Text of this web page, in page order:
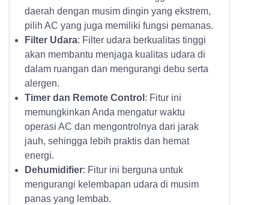
daerah dengan musim dingin yang ekstrem,
pilih AC yang juga memiliki fungsi pemanas.
Filter Udara: Filter udara berkualitas tinggi
akan membantu menjaga kualitas udara di
dalam ruangan dan mengurangi debu serta
alergen.
Timer dan Remote Control : Fitur ini
memungkinkan Anda mengatur waktu
operasi AC dan mengontrolnya dari jarak
jauh, sehingga lebih praktis dan hemat
energi.
Dehumidifier: Fitur ini berguna untuk
mengurangi kelembapan udara di musim
panas yang lembab.